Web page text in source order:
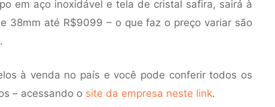
em aço inoxidável e tela de cristal safira, sairá à
38mm até R$9099 – o que faz o preço variar são
à venda no país e você pode conferir todos os
– acessando o site da empresa neste link.